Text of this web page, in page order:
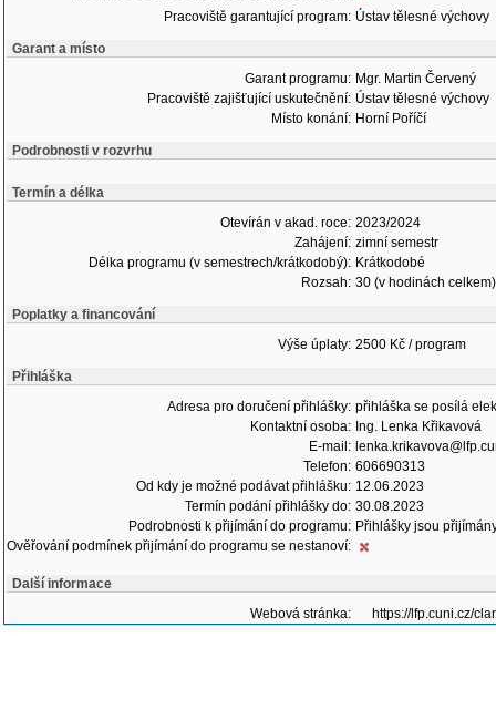
Pracoviště garantující program: Ústav tělesné výchovy
Garant a místo
Garant programu: Mgr. Martin Červený
Pracoviště zajišťující uskutečnění: Ústav tělesné výchovy
Místo konání: Horní Poříčí
Podrobnosti v rozvrhu
Termín a délka
Otevírán v akad. roce: 2023/2024
Zahájení: zimní semestr
Délka programu (v semestrech/krátkodobý): Krátkodobé
Rozsah: 30 (v hodinách celkem)
Poplatky a financování
Výše úplaty: 2500 Kč / program
Přihláška
Adresa pro doručení přihlášky: přihláška se posílá
Kontaktní osoba: Ing. Lenka Křikavová
E-mail:
Telefon: 606690313
Od kdy je možné podávat přihlášku: 12.06.2023
Termín podání přihlášky do: 30.08.2023
Podrobnosti k přijímání do programu: Přihlášky jsou
Ověřování podmínek přijímání do programu se nestanoví:
Další informace
Webová stránka:
https://lfp.cuni.cz/